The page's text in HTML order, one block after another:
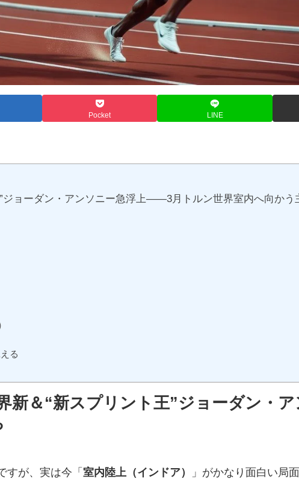
Pocket LINE
ジョーダン・アンソニー急浮上――3月トルン世界室内へ向かう
る
新＆“新スプリント王”ジョーダン・
が、実は今「 室内陸上（インドア）
」がかなり面白い局